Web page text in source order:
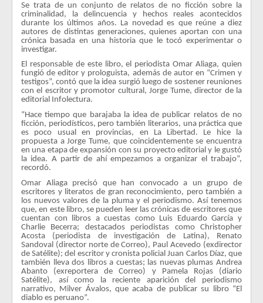
Se trata de un conjunto de relatos de no ficción sobre la
criminalidad, la delincuencia y hechos reales acontecidos
durante los últimos años. La novedad es que reúne a diez
autores de distintas generaciones, quienes aportan con una
crónica basada en una historia que le tocó experimentar o
investigar.
El responsable de este libro, el periodista Omar Aliaga, quien
fungió de editor y prologuista, además de autor en “Crimen y
testigos”, contó que la idea surgió luego de sostener reuniones
con el escritor y promotor cultural, Jorge Tume, director de la
editorial Infolectura.
“Hace tiempo que barajaba la idea de publicar relatos de no
ficción, periodísticos, pero también literarios, una práctica que
es poco usual en provincias, en La Libertad. Le hice la
propuesta a Jorge Tume, que coincidentemente se encuentra
en una etapa de expansión con su proyecto editorial y le gustó
la idea. A partir de ahí empezamos a organizar el trabajo”,
recordó.
Omar Aliaga precisó que han convocado a un grupo de
escritores y literatos de gran reconocimiento, pero también a
los nuevos valores de la pluma y el periodismo. Así tenemos
que, en este libro, se pueden leer las crónicas de escritores que
cuentan con libros a cuestas como Luis Eduardo García y
Charlie Becerra; destacados periodistas como Christopher
Acosta (periodista de investigación de Latina), Renato
Sandoval (director norte de Correo), Paul Acevedo (exdirector
de Satélite); del escritor y cronista policial Juan Carlos Díaz, que
también lleva dos libros a cuestas; las nuevas plumas Andrea
Abanto (exreportera de Correo) y Pamela Rojas (diario
Satélite), así como la reciente aparición del periodismo
narrativo, Milver Ávalos, que acaba de publicar su libro “El
diablo es peruano”.